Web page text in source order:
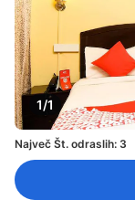
1/1
Največ Št. odraslih: 3